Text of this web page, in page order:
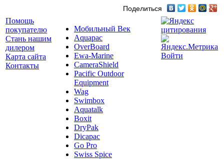
Поделиться
Помощь
покупателю
Стань нашим
дилером
Карта сайта
Контакты
Мобильный Век
Aquapac
OverBoard
Ewa-Marine
CameraShield
Pacific Outdoor
Equipment
Wag
Swimbox
Aquatalk
Boxit
DryPak
Dicapac
Go Pro
Swiss Spice
Войти